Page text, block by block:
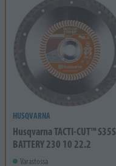
HUSQVARNA
Husqvarna TACTI-CUT™ S35S
BATTERY 230 10 22.2
Varastossa